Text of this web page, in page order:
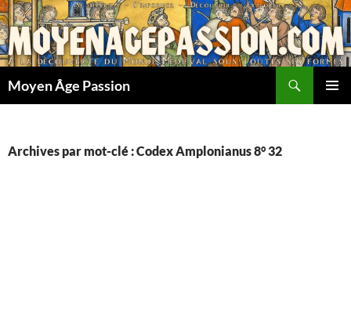
Aller
au
contenu
Moyen Âge Passion
Archives par mot-clé : Codex Amplonianus 8° 32